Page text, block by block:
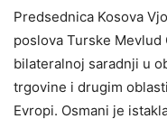
Predsednica Kosova
poslova Turske
bilateralnoj saradnji u
trgovine i drugim
Evropi. Osmani je